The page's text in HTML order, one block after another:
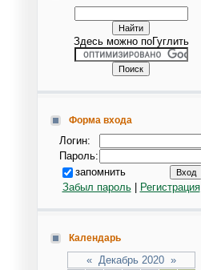
Здесь можно поГуглить
Форма входа
Логин:
Пароль:
запомнить
Забыл пароль| Регистрация
Календарь
« Декабрь 2020 »